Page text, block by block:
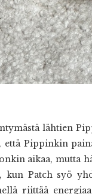
lähtien
että Pippinkin
aikaa, mutta
kun Patch syö
riittää